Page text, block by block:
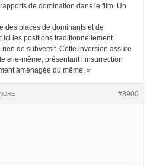
de domination dans le film. Un
des places de dominants et de
ici les positions traditionnellement
de subversif. Cette inversion assure
elle-même, présentant l’insurrection
aménagée du même. »
#8900